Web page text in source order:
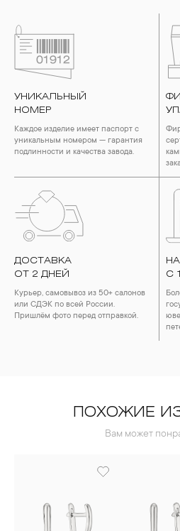
УНИКАЛЬНЫЙ
НОМЕР
Каждое изделие имеет паспорт с
уникальным номером — гарантия
подлинности и качества завода.
ДОСТАВКА
ОТ 2 ДНЕЙ
Курьер, самовывоз из 50+ салонов
или СДЭК по всей России.
Пришлём фото перед отправкой.
С
ПОХОЖИЕ
Вам может